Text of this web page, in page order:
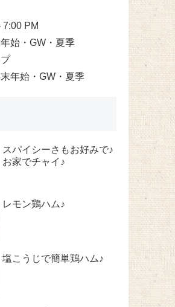
7:00 PM
始・GW・夏季
年始・GW・夏季
スパイシーさもお好みで♪
お家でチャイ♪
レモン鶏ハム♪
塩こうじで簡単鶏ハム♪